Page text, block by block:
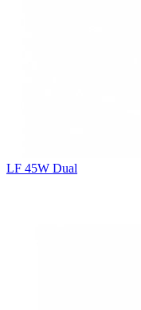
LF 45W Dual